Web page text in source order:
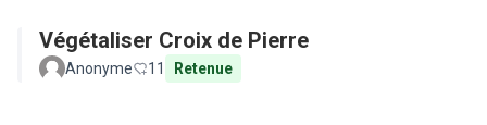
Végétaliser Croix de Pierre
Anonyme 11 Retenue